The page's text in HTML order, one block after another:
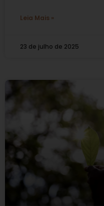
Leia Mais »
23 de julho de 2025